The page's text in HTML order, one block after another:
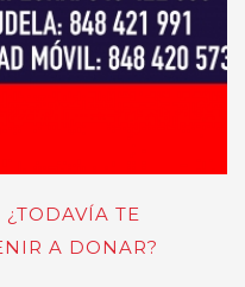
¿TODAVÍA TE
A DONAR?